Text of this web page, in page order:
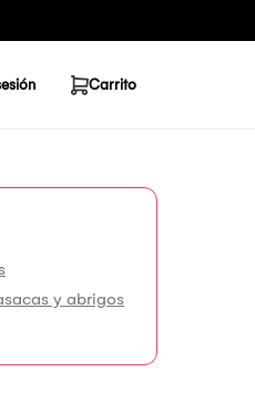
Carrito
y abrigos